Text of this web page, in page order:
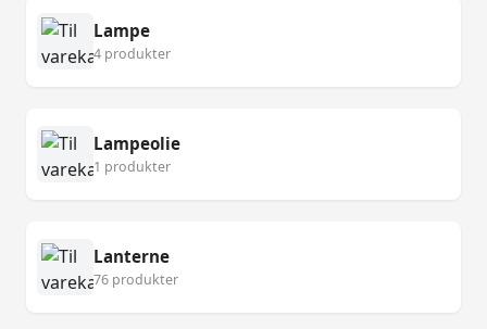
Lampe
4 produkter
Lampeolie
1 produkter
Lanterne
76 produkter